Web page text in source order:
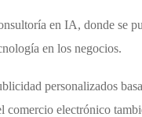
en IA, donde se
en los negocios.
personalizados
comercio electrónico